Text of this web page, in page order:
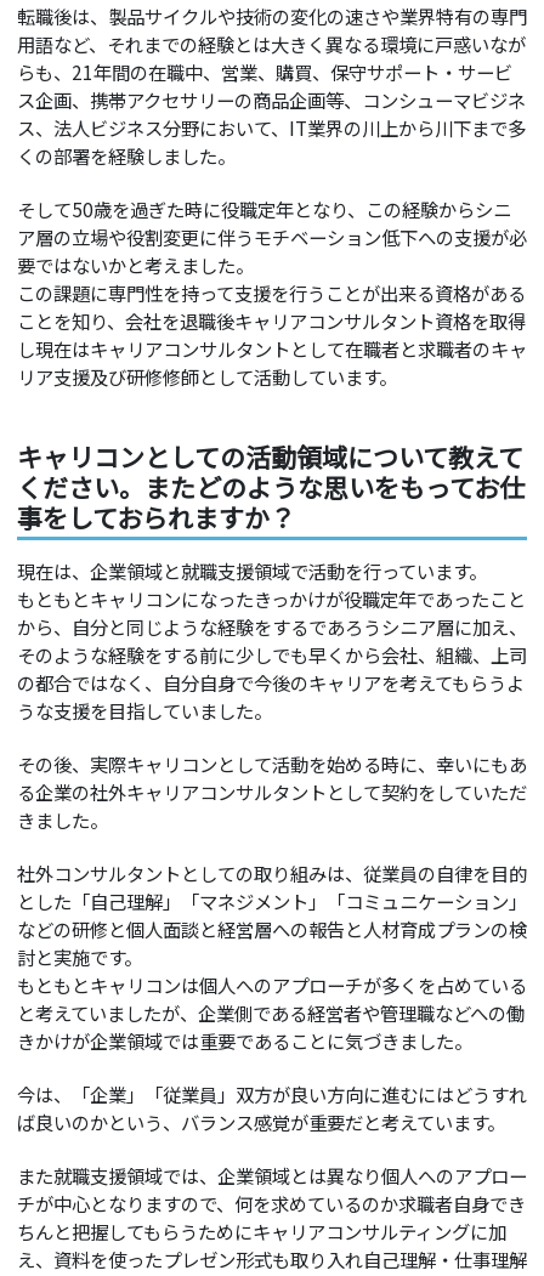
転職後は、製品サイクルや技術の変化の速さや業界特有の専門
用語など、それまでの経験とは大きく異なる環境に戸惑いなが
らも、21年間の在職中、営業、購買、保守サポート・サービ
ス企画、携帯アクセサリーの商品企画等、コンシューマビジネ
ス、法人ビジネス分野において、IT業界の川上から川下まで多
くの部署を経験しました。
そして50歳を過ぎた時に役職定年となり、この経験からシニ
ア層の立場や役割変更に伴うモチベーション低下への支援が必
要ではないかと考えました。
この課題に専門性を持って支援を行うことが出来る資格がある
ことを知り、会社を退職後キャリアコンサルタント資格を取得
し現在はキャリアコンサルタントとして在職者と求職者のキャ
リア支援及び研修修師として活動しています。
キャリコンとしての活動領域について教えて
ください。またどのような思いをもってお仕
事をしておられますか？
現在は、企業領域と就職支援領域で活動を行っています。
もともとキャリコンになったきっかけが役職定年であったこと
から、自分と同じような経験をするであろうシニア層に加え、
そのような経験をする前に少しでも早くから会社、組織、上司
の都合ではなく、自分自身で今後のキャリアを考えてもらうよ
うな支援を目指していました。
その後、実際キャリコンとして活動を始める時に、幸いにもあ
る企業の社外キャリアコンサルタントとして契約をしていただ
きました。
社外コンサルタントとしての取り組みは、従業員の自律を目的
とした「自己理解」「マネジメント」「コミュニケーション」
などの研修と個人面談と経営層への報告と人材育成プランの検
討と実施です。
もともとキャリコンは個人へのアプローチが多くを占めている
と考えていましたが、企業側である経営者や管理職などへの働
きかけが企業領域では重要であることに気づきました。
今は、「企業」「従業員」双方が良い方向に進むにはどうすれ
ば良いのかという、バランス感覚が重要だと考えています。
また就職支援領域では、企業領域とは異なり個人へのアプロー
チが中心となりますので、何を求めているのか求職者自身でき
ちんと把握してもらうためにキャリアコンサルティングに加
え、資料を使ったプレゼン形式も取り入れ自己理解・仕事理解